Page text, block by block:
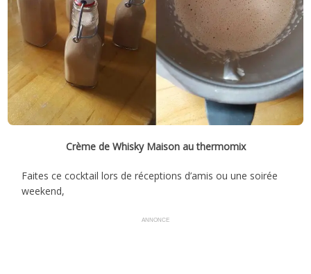
Crème de Whisky Maison au thermomix
Faites ce cocktail lors de réceptions d’amis ou une soirée
weekend,
ANNONCE